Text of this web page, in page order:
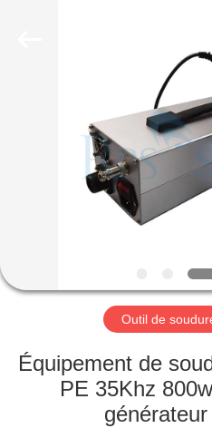
PRODUITS
DE
NOUS
VISITE
D'USINE
Outil de
Équipement de
PE 35Khz